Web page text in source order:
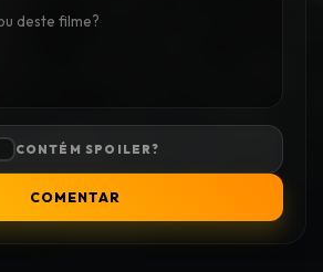
CONTÉM SPOILER?
COMENTAR